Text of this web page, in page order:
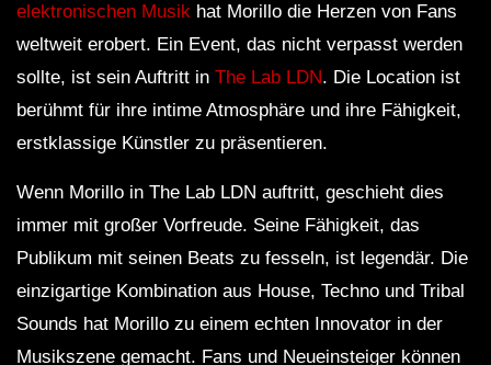
elektronischen Musik hat Morillo die Herzen von Fans
weltweit erobert. Ein Event, das nicht verpasst werden
sollte, ist sein Auftritt in The Lab LDN. Die Location ist
berühmt für ihre intime Atmosphäre und ihre Fähigkeit,
erstklassige Künstler zu präsentieren.
Wenn Morillo in The Lab LDN auftritt, geschieht dies
immer mit großer Vorfreude. Seine Fähigkeit, das
Publikum mit seinen Beats zu fesseln, ist legendär. Die
einzigartige Kombination aus House, Techno und Tribal
Sounds hat Morillo zu einem echten Innovator in der
Musikszene gemacht. Fans und Neueinsteiger können